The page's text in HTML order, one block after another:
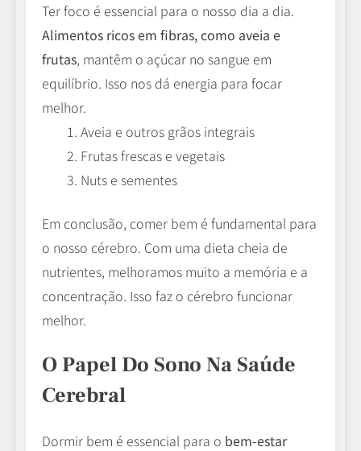
Ter foco é essencial para o nosso dia a dia.
Alimentos ricos em fibras, como aveia e
frutas, mantêm o açúcar no sangue em
equilíbrio. Isso nos dá energia para focar
melhor.
Aveia e outros grãos integrais
Frutas frescas e vegetais
Nuts e sementes
Em conclusão, comer bem é fundamental para
o nosso cérebro. Com uma dieta cheia de
nutrientes, melhoramos muito a memória e a
concentração. Isso faz o cérebro funcionar
melhor.
O Papel Do Sono Na Saúde
Cerebral
Dormir bem é essencial para o bem-estar